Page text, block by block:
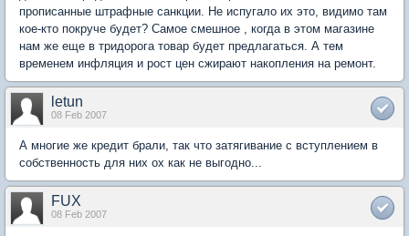
прописанные штрафные санкции. Не испугало их это, видимо там
кое-кто покруче будет? Самое смешное , когда в этом магазине
нам же еще в тридорога товар будет предлагаться. А тем
временем инфляция и рост цен сжирают накопления на ремонт.
letun
08 Feb 2007
А многие же кредит брали, так что затягивание с вступлением в
собственность для них ох как не выгодно...
FUX
08 Feb 2007